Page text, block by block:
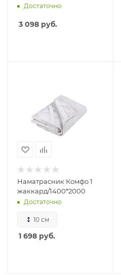
200х140 с фикс
Достаточно
3 098 руб.
Наматрасник Комфо 1
жаккард/1400*2000
Достаточно
10 см
1 698 руб.